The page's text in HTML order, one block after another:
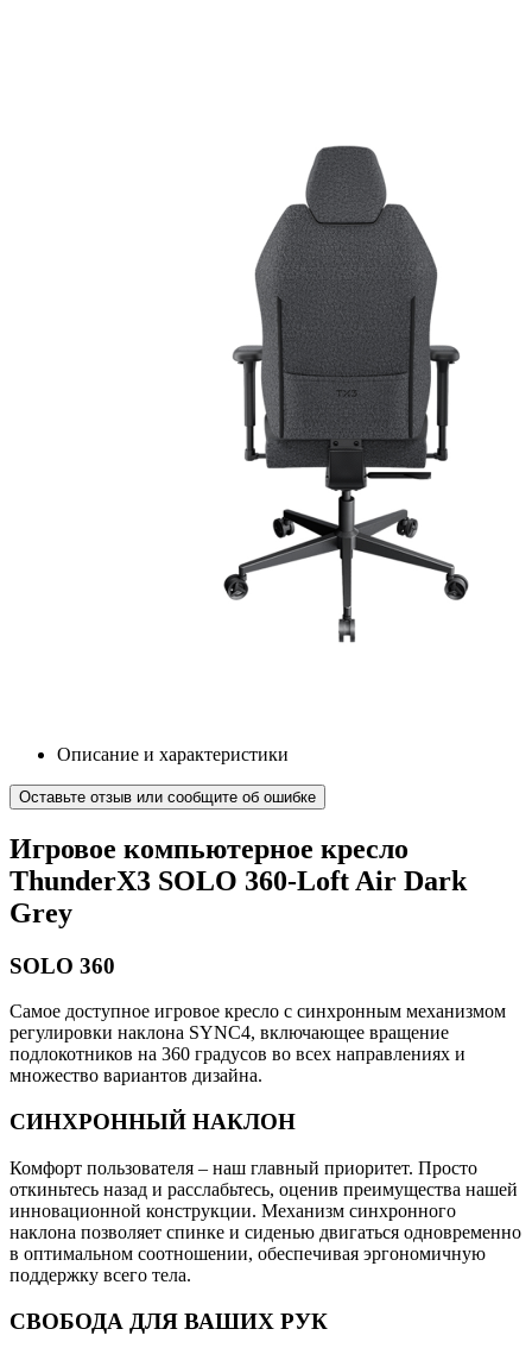
Описание и характеристики
Оставьте отзыв или сообщите об ошибке
Игровое компьютерное кресло
ThunderX3 SOLO 360-Loft Air Dark
Grey
SOLO 360
Самое доступное игровое кресло с синхронным механизмом
регулировки наклона SYNC4, включающее вращение
подлокотников на 360 градусов во всех направлениях и
множество вариантов дизайна.
СИНХРОННЫЙ НАКЛОН
Комфорт пользователя – наш главный приоритет. Просто
откиньтесь назад и расслабьтесь, оценив преимущества нашей
инновационной конструкции. Механизм синхронного
наклона позволяет спинке и сиденью двигаться одновременно
в оптимальном соотношении, обеспечивая эргономичную
поддержку всего тела.
СВОБОДА ДЛЯ ВАШИХ РУК